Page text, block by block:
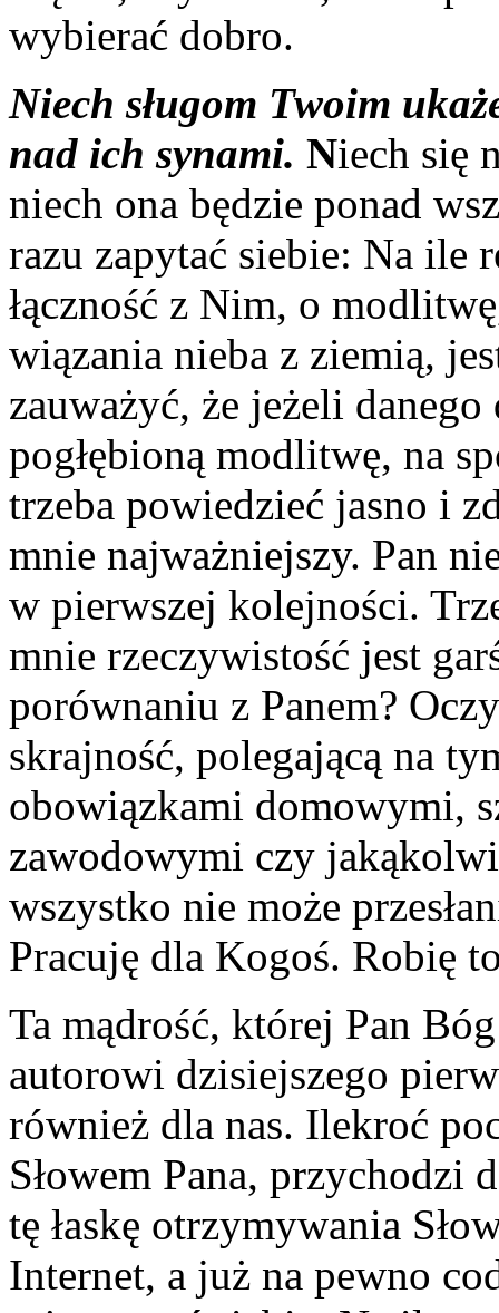
wybierać dobro.
Niech sługom Twoim
nad ich synami. Niech się
niech ona będzie ponad
razu zapytać siebie: Na ile
łączność z Nim, o
wiązania nieba z ziemią,
zauważyć, że jeżeli
pogłębioną modlitwę, na
trzeba powiedzieć jasno i
mnie najważniejszy. Pan
w pierwszej kolejności.
mnie rzeczywistość jest
porównaniu z Panem?
skrajność, polegającą na
obowiązkami domowymi,
zawodowymi czy
wszystko nie może
Pracuję dla Kogoś. Robię
Ta mądrość, której Pan
autorowi dzisiejszego
również dla nas. Ilekroć
Słowem Pana, przychodzi
tę łaskę otrzymywania
Internet, a już na pewno